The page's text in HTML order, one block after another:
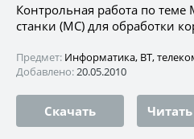
Контрольная работа по
станки (МС) для обработки
Предмет: Информатика, ВТ,
Добавлено:20.05.2010
Скачать